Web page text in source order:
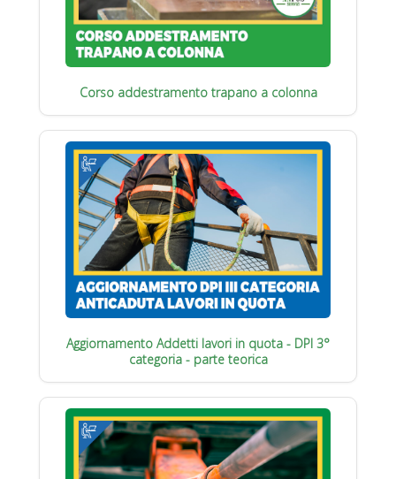
Corso addestramento trapano a colonna
Aggiornamento Addetti lavori in quota - DPI 3°
categoria - parte teorica